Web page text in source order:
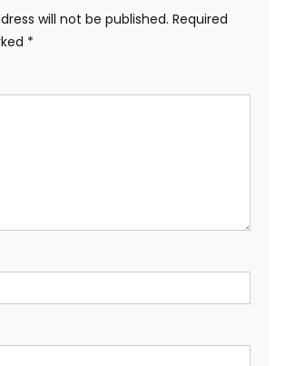
will not be published. Required
*